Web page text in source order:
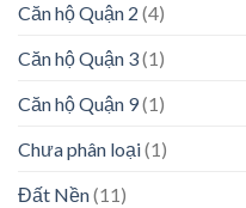
Căn hộ Quận 2 (4)
Căn hộ Quận 3(1)
Căn hộ Quận 9(1)
Chưa phân loại(1)
Đất Nền(11)